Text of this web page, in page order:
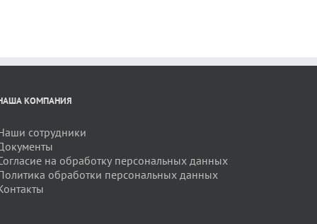
КОМПАНИЯ
сотрудники
на обработку персональных данных
обработки персональных данных